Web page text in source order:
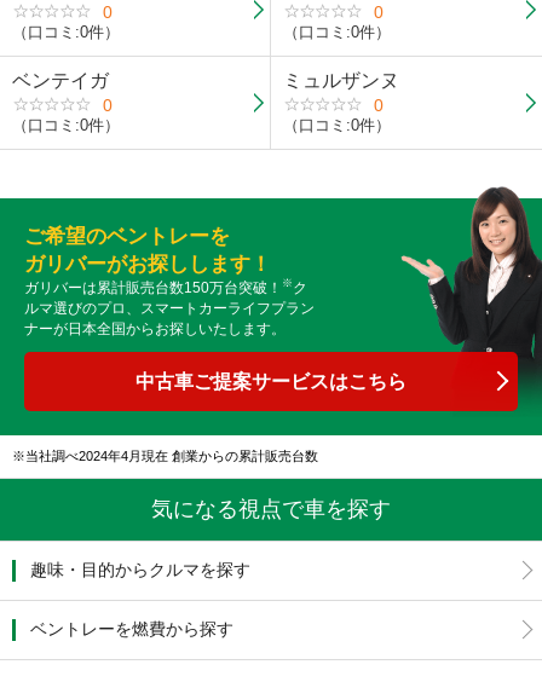
0
（口コミ:0件）
0
（口コミ:0件）
ベンテイガ
0
（口コミ:0件）
ミュルザンヌ
0
（口コミ:0件）
ご希望のベントレーを
ガリバーがお探しします！
ガリバーは累計販売台数150万台突破！ ※ ク
ルマ選びのプロ、スマートカーライフプラン
ナーが日本全国からお探しいたします。
中古車ご提案サービスはこちら
当社調べ2024年4月現在 創業からの累計販売台数
気になる視点で車を探す
趣味・目的からクルマを探す
ベントレーを燃費から探す